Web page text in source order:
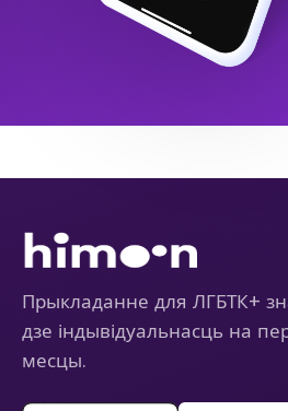
Прыкладанне для ЛГБТК+
дзе індывідуальнасць на
месцы.